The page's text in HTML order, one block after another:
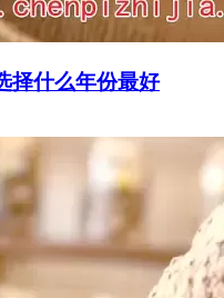
择什么年份最好